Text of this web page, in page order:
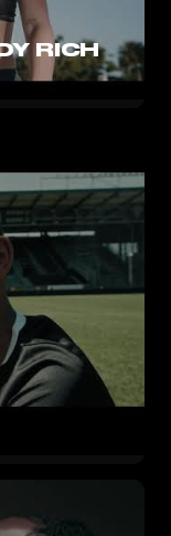
RICH